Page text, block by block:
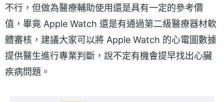
不行，但做為醫療輔助使用還是具有一定的參考價
值，畢竟 Apple Watch 還是有通過第二級醫療器材軟
體審核，建議大家可以將 Apple Watch 的心電圖數據
提供醫生進行專業判斷，說不定有機會提早找出心臟
疾病問題。